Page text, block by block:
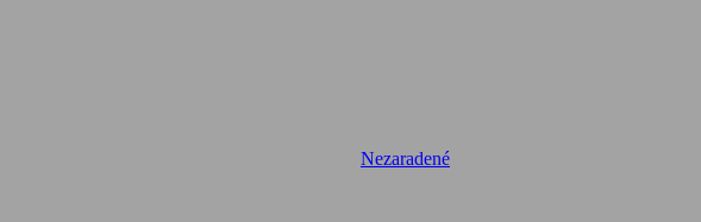
Nezaradené